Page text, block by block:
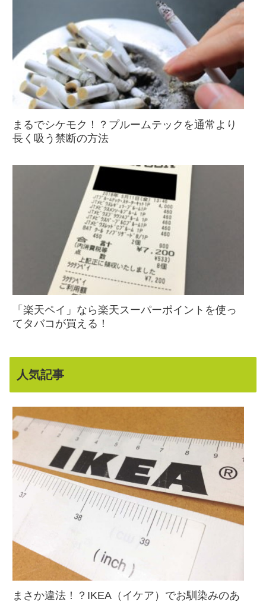
まるでシケモク！？プルームテックを通常より
長く吸う禁断の方法
「楽天ペイ」なら楽天スーパーポイントを使っ
てタバコが買える！
人気記事
まさか違法！？IKEA（イケア）でお馴染みのあ